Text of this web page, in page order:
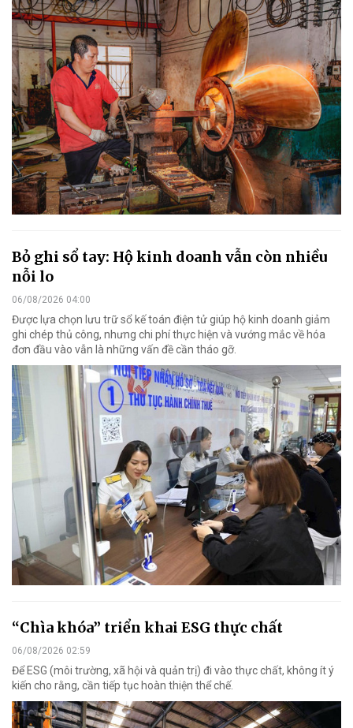
Bỏ ghi sổ tay: Hộ kinh doanh vẫn còn nhiều
nỗi lo
06/08/2026 04:00
Được lựa chọn lưu trữ sổ kế toán điện tử giúp hộ kinh doanh giảm
ghi chép thủ công, nhưng chi phí thực hiện và vướng mắc về hóa
đơn đầu vào vẫn là những vấn đề cần tháo gỡ.
“Chìa khóa” triển khai ESG thực chất
06/08/2026 02:59
Để ESG (môi trường, xã hội và quản trị) đi vào thực chất, không ít ý
kiến cho rằng, cần tiếp tục hoàn thiện thể chế.